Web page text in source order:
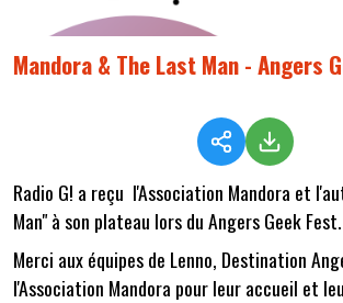
Mandora & The Last Man - Angers
Radio G! a reçu l'Association Mandora et
Man" à son plateau lors du Angers Geek Fest.
Merci aux équipes de Lenno, Destination
l'Association Mandora pour leur accueil et